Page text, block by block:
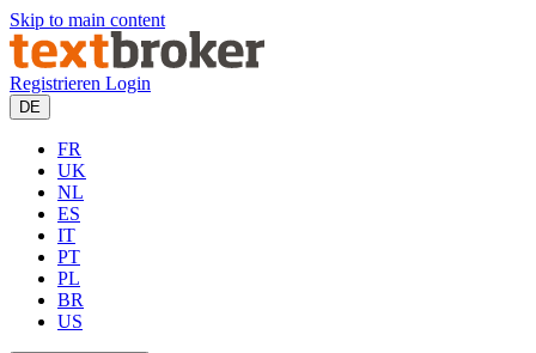
Skip to main content
Registrieren Login
DE
FR
UK
NL
ES
IT
PT
PL
BR
US